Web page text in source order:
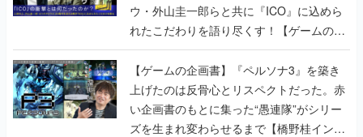
ウ・外山圭一郎らと共に『ICO』に込めら
れたこだわりを語り尽くす！【ゲームの企
画書】
【ゲームの企画書】『ペルソナ3』を築き
上げたのは反骨心とリスペクトだった。赤
い企画書のもとに集った“愚連隊”がシリー
ズを生まれ変わらせるまで【橋野桂インタ